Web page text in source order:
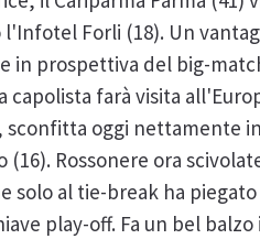
Forli (18). Un
in prospettiva del big-
capolista farà visita
sconfitta oggi nettamente
(16). Rossonere ora
solo al tie-break ha
play-off. Fa un bel